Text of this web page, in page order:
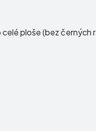
ploše (bez černých